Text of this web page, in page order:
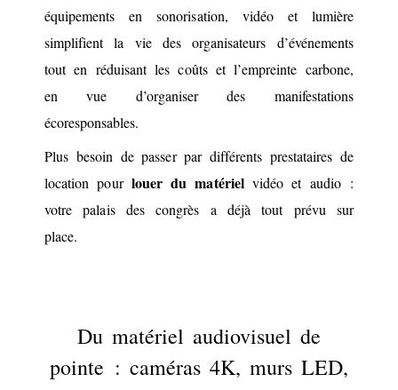
équipements en sonorisation, vidéo et lumière
simplifient la vie des organisateurs d’événements
tout en réduisant les coûts et l’empreinte carbone,
en vue d’organiser des manifestations
écoresponsables.
Plus besoin de passer par différents prestataires de
location pour louer du matérielvidéo et audio :
votre palais des congrès a déjà tout prévu sur
place.
Du matériel audiovisuel de
pointe : caméras 4K, murs LED,